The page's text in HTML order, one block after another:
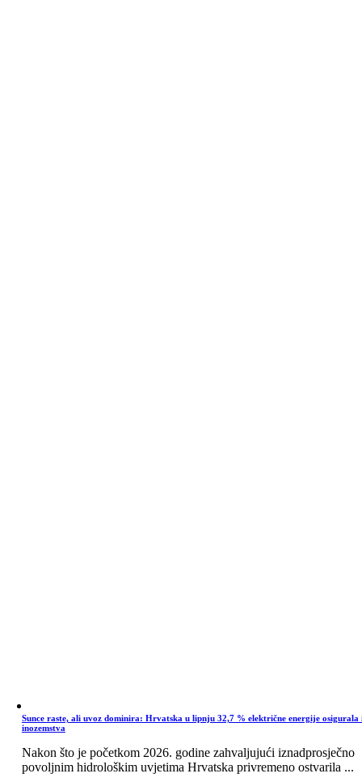
Sunce raste, ali uvoz dominira: Hrvatska u lipnju 32,7 % električne energije osigurala
inozemstva
Nakon što je početkom 2026. godine zahvaljujući iznadprosječno
povoljnim hidrološkim uvjetima Hrvatska privremeno ostvarila ...